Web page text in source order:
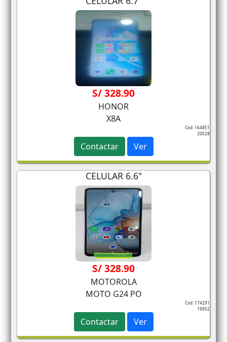
S/ 328.90
HONOR
X8A
Cod: 164851
20028
Contactar Ver
CELULAR 6.6"
S/ 328.90
MOTOROLA
MOTO G24 PO
Cod: 174291
19952
Contactar Ver